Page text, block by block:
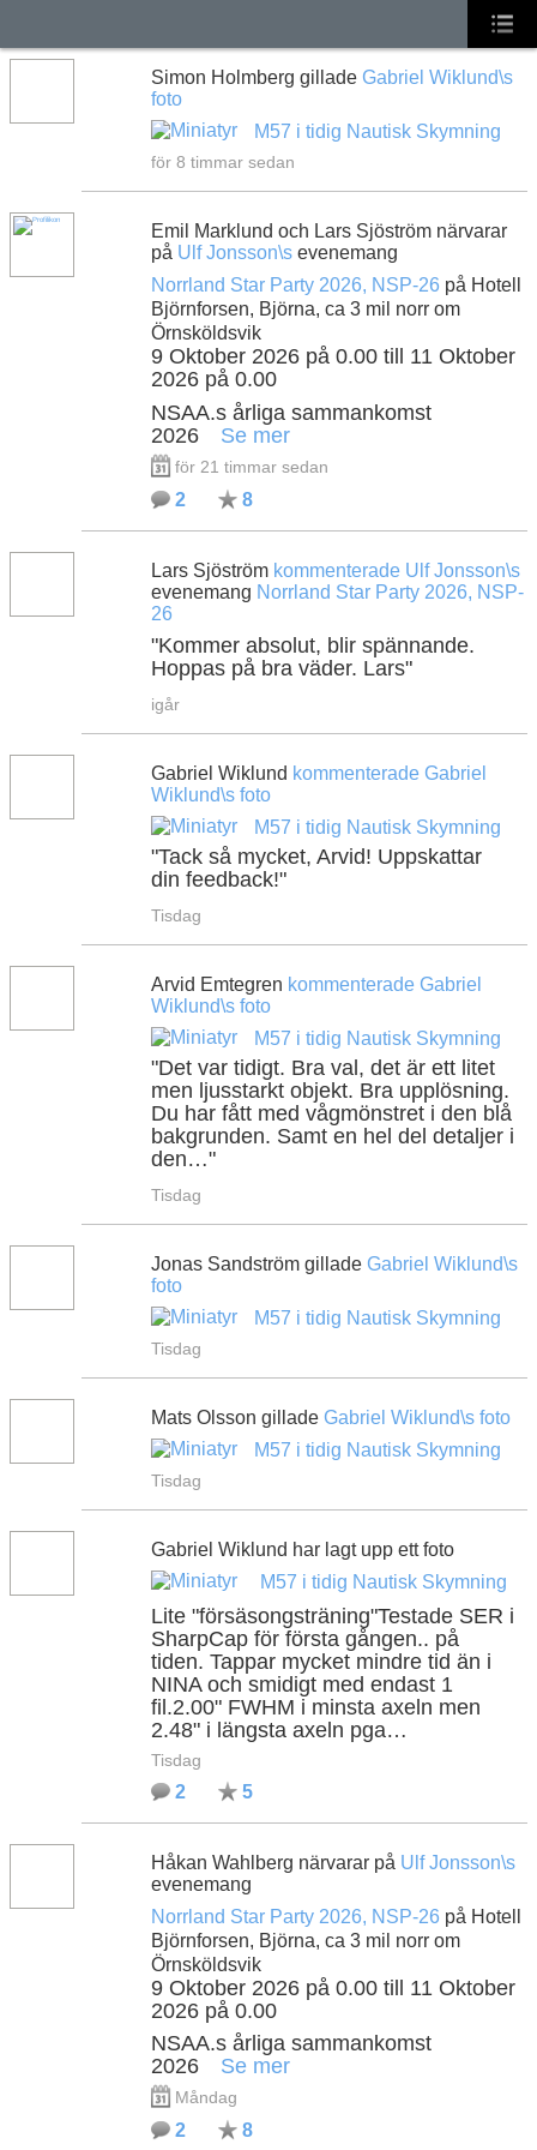
Simon Holmberg gillade Gabriel Wiklund\s
foto
M57 i tidig Nautisk Skymning
för 8 timmar sedan
Emil Marklund och Lars Sjöström närvarar
på Ulf Jonsson\s evenemang
Norrland Star Party 2026, NSP-26 på Hotell
Björnforsen, Björna, ca 3 mil norr om
Örnsköldsvik
9 Oktober 2026 på 0.00 till 11 Oktober
2026 på 0.00
NSAA.s årliga sammankomst
2026
Se mer
för 21 timmar sedan
2 8
Lars Sjöström kommenterade Ulf Jonsson\s
evenemang Norrland Star Party 2026, NSP-
26
"Kommer absolut, blir spännande.
Hoppas på bra väder. Lars"
igår
Gabriel Wiklund kommenterade Gabriel
Wiklund\s foto
M57 i tidig Nautisk Skymning
"Tack så mycket, Arvid! Uppskattar
din feedback!"
Tisdag
Arvid Emtegren kommenterade Gabriel
Wiklund\s foto
M57 i tidig Nautisk Skymning
"Det var tidigt. Bra val, det är ett litet
men ljusstarkt objekt. Bra upplösning.
Du har fått med vågmönstret i den blå
bakgrunden. Samt en hel del detaljer i
den…"
Tisdag
Jonas Sandström gillade Gabriel Wiklund\s
foto
M57 i tidig Nautisk Skymning
Tisdag
Mats Olsson gillade Gabriel Wiklund\s foto
M57 i tidig Nautisk Skymning
Tisdag
Gabriel Wiklund har lagt upp ett foto
M57 i tidig Nautisk Skymning
Lite "försäsongsträning"Testade SER i
SharpCap för första gången.. på
tiden. Tappar mycket mindre tid än i
NINA och smidigt med endast 1
fil.2.00" FWHM i minsta axeln men
2.48" i längsta axeln pga…
Tisdag
2 5
Håkan Wahlberg närvarar på Ulf Jonsson\s
evenemang
Norrland Star Party 2026, NSP-26 på Hotell
Björnforsen, Björna, ca 3 mil norr om
Örnsköldsvik
9 Oktober 2026 på 0.00 till 11 Oktober
2026 på 0.00
NSAA.s årliga sammankomst
2026
Se mer
Måndag
2 8